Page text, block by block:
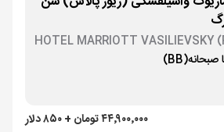
HOTEL MARRIOTT VASILIEVSKY
صبحانه(BB)
۴۴٬۹۰۰٬۰۰۰ تومان + ۸۵۰ دلار